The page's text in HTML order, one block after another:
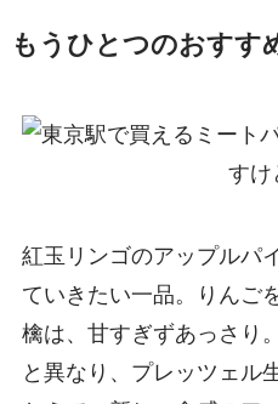
もうひとつのおすす
紅玉リンゴのアップルパ
ていきたい一品。りんご
檎は、甘すぎずあっさり
と異なり、プレッツェル